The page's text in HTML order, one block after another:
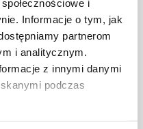
i
Informacje o tym, jak
partnerom
i analitycznym.
z innymi danymi
podczas